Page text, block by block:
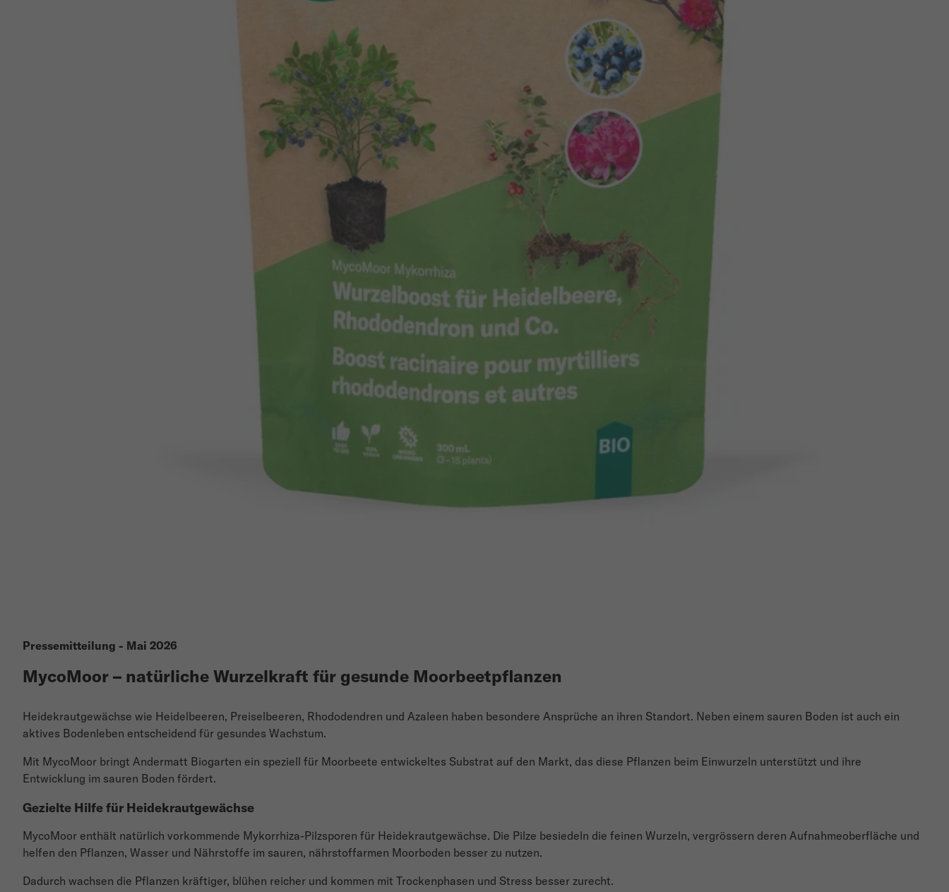
Pressemitteilung - Mai 2026
MycoMoor – natürliche Wurzelkraft für gesunde Moorbeetpflanzen
Heidekrautgewächse wie Heidelbeeren, Preiselbeeren, Rhododendren und Azaleen haben besondere Ansprüche an ihren Standort. Neben einem sauren Boden ist auch ein
aktives Bodenleben entscheidend für gesundes Wachstum.
Mit MycoMoor bringt Andermatt Biogarten ein speziell für Moorbeete entwickeltes Substrat auf den Markt, das diese Pflanzen beim Einwurzeln unterstützt und ihre
Entwicklung im sauren Boden fördert.
Gezielte Hilfe für Heidekrautgewächse
MycoMoor enthält natürlich vorkommende Mykorrhiza-Pilzsporen für Heidekrautgewächse. Die Pilze besiedeln die feinen Wurzeln, vergrössern deren Aufnahmeoberfläche und
helfen den Pflanzen, Wasser und Nährstoffe im sauren, nährstoffarmen Moorboden besser zu nutzen.
Dadurch wachsen die Pflanzen kräftiger, blühen reicher und kommen mit Trockenphasen und Stress besser zurecht.